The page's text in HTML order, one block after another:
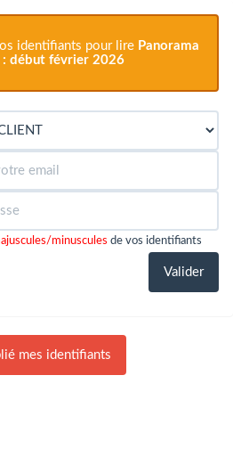
identifiants pour lire Panorama
début février 2026
minuscules de vos identifiants
mes identifiants